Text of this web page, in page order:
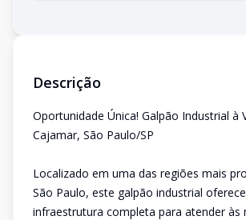
Descrição
Oportunidade Única! Galpão Industrial à
Cajamar, São Paulo/SP
Localizado em uma das regiões mais
São Paulo, este galpão industrial
infraestrutura completa para atender às